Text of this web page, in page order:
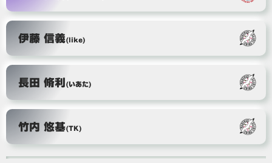
伊藤 信義(like)
長田 脩利 (いあた)
竹内 悠基(TK)